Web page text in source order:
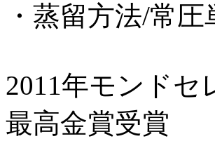
・蒸留方法/常圧
2011年モンドセ
最高金賞受賞